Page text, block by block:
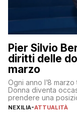
Pier Silvio
diritti delle
marzo
Ogni anno l’8
Donna diventa
prendere una
sua complessità e
NEXILIA-ATTUALITÀ